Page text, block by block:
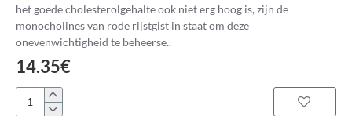
het goede cholesterolgehalte ook niet erg hoog is, zijn de
monocholines van rode rijstgist in staat om deze
onevenwichtigheid te beheerse..
14.35€
Citesterol